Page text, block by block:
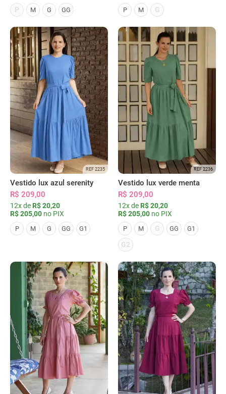
P
M G GG P M G
REF 2235
Vestido lux azul serenity
R$ 209,00
12x de R$ 20,20
R$ 205,00 no PIX
P M G GG G1
REF 2236
Vestido lux verde menta
R$ 209,00
12x de R$ 20,20
R$ 205,00 no PIX
P M G GG G1
G2